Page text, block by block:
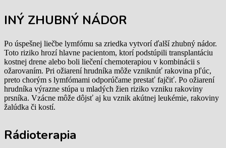
INÝ ZHUBNÝ NÁDOR
Po úspešnej liečbe lymfómu sa zriedka vytvorí ďalší zhubný nádor.
Toto riziko hrozí hlavne pacientom, ktorí podstúpili transplantáciu
kostnej drene alebo boli liečení chemoterapiou v kombinácii s
ožarovaním. Pri ožiarení hrudníka môže vzniknúť rakovina pľúc,
preto chorým s lymfómami odporúčame prestať fajčiť. Po ožiarení
hrudníka výrazne stúpa u mladých žien riziko vzniku rakoviny
prsníka. Vzácne môže dôjsť aj ku vznik akútnej leukémie, rakoviny
žalúdka či kostí.
Rádioterapia